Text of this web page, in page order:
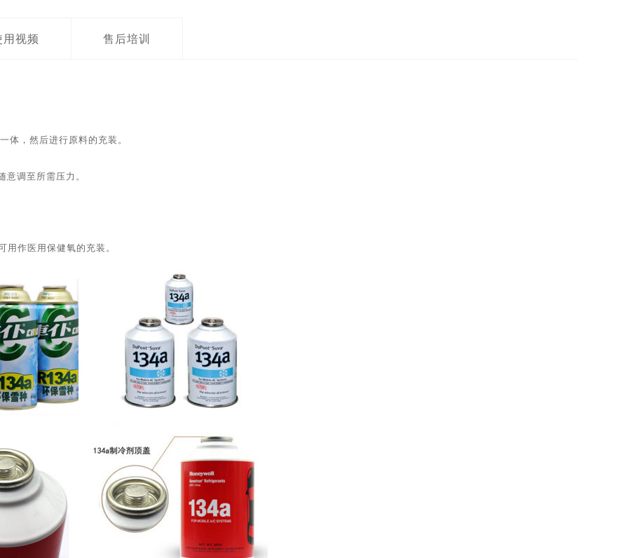
用视频 售后培训
体，然后进行原料的充装。
调至所需压力。
作医用保健氧的充装。